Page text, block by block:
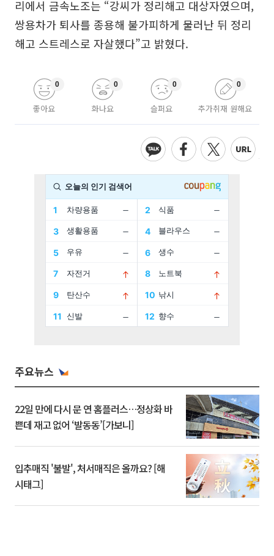
리에서 금속노조는 “강씨가 정리해고 대상자였으며,
쌍용차가 퇴사를 종용해 불가피하게 물러난 뒤 정리
해고 스트레스로 자살했다”고 밝혔다.
좋아요
0
화나요
0
슬퍼요
0
추가취재 원해요
0
주요뉴스
22일 만에 다시 문 연 홈플러스…정상화 바
쁜데 재고 없어 ‘발동동’[가보니]
입추매직 '불발', 처서매직은 올까요? [해
시태그]